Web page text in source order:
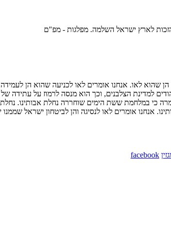
לארץ ישראל השלמה. מפלגות - מפ"ם
שהוא לאו. אנחנו אומרים לאו לכניעה שהוא הן
למדינת הצלבנים, וכך הוא מנסה לרמוז על
במלחמת ששת הימים שוחררה נחלת אבותינו. נחלת
אנחנו אומרים לאו לנסיגה והן לביטחון ישראל
facebook